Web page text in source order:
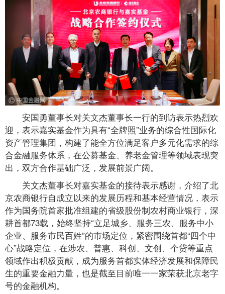
安国勇董事长对关文杰董事长一行的到访表示热烈欢
迎，表示嘉实基金作为具有“全牌照”业务的综合性国际化
资产管理集团，构建了能全方位满足客户多元化需求的综
合金融服务体系，在公募基金、养老金管理等领域表现突
出，双方合作基础广泛，发展前景广阔。
关文杰董事长对嘉实基金的接待表示感谢，介绍了北
京农商银行自成立以来的发展历程和基本经营情况，表示
作为国务院首家批准组建的省级股份制农村商业银行，深
耕首都73载，始终坚持“立足城乡、服务三农、服务中小
企业、服务市民百姓”的市场定位，紧密围绕首都“四个中
心”战略定位，在涉农、普惠、科创、文创、个贷等重点
领域作出积极贡献，成为服务首都实体经济发展和保障民
生的重要金融力量，也是截至目前唯一一家荣获北京老字
号的金融机构。